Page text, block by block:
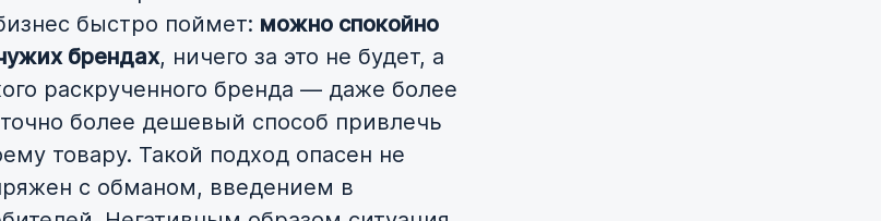
быстро поймет: можно спокойно
брендах, ничего за это не будет, а
раскрученного бренда — даже более
более дешевый способ привлечь
товару. Такой подход опасен не
с обманом, введением в